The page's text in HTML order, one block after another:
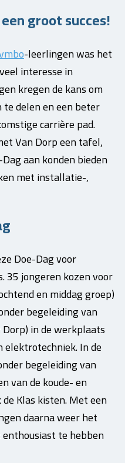
groot succes!
-leerlingen was het
interesse in
kregen de kans om
delen en een beter
carrière pad.
Van Dorp een tafel,
aan konden bieden
met installatie-,
Doe-Dag voor
35 jongeren kozen voor
en middag groep)
begeleiding van
in de werkplaats
In de
begeleiding van
van de koude- en
Klas kisten. Met een
daarna weer het
te hebben